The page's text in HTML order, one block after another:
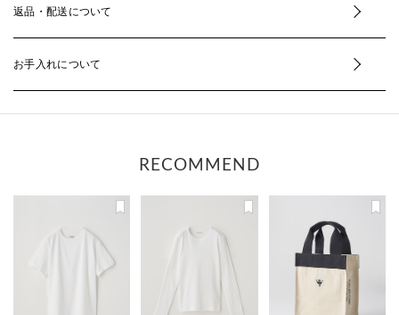
返品・配送について
お手入れについて
RECOMMEND